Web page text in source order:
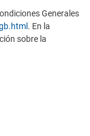
Generales
. En la
sobre la